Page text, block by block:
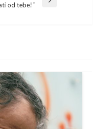
od tebe!“